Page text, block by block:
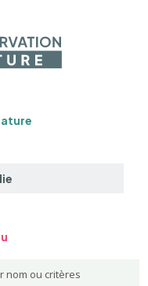
nom ou critères